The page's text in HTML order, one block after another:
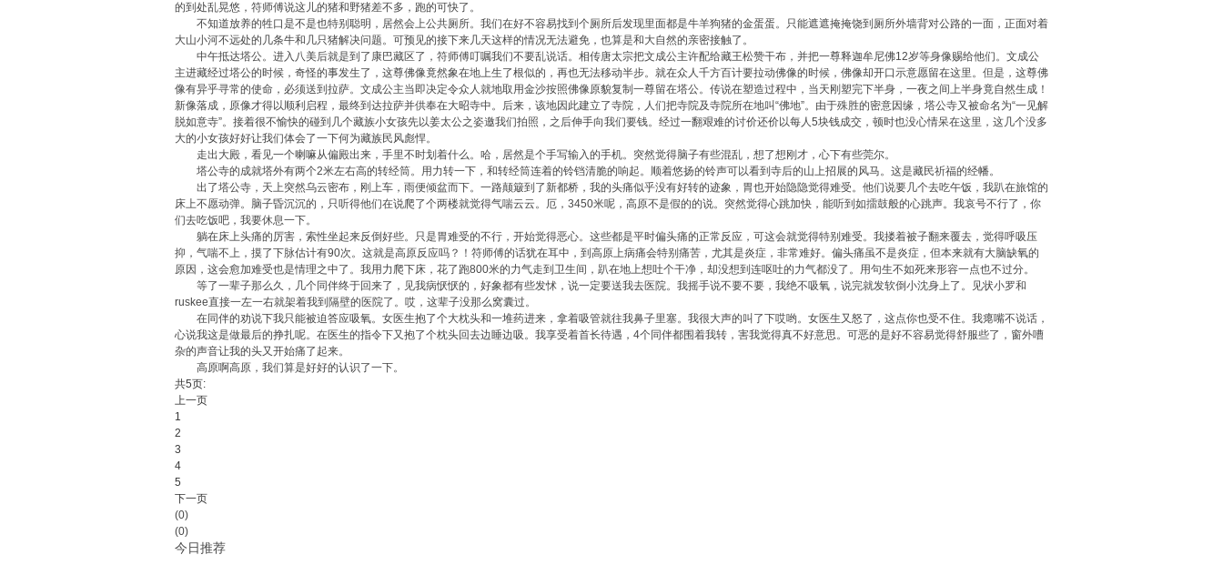
的到处乱晃悠，符师傅说这儿的猪和野猪差不多，跑的可快了。
不知道放养的牲口是不是也特别聪明，居然会上公共厕所。我们在好不容易找到个厕所后发现里面都是牛羊狗猪的金蛋蛋。只能遮遮掩掩饶到厕所外墙背对公路的一面，正面对着
大山小河不远处的几条牛和几只猪解决问题。可预见的接下来几天这样的情况无法避免，也算是和大自然的亲密接触了。
中午抵达塔公。进入八美后就是到了康巴藏区了，符师傅叮嘱我们不要乱说话。相传唐太宗把文成公主许配给藏王松赞干布，并把一尊释迦牟尼佛12岁等身像赐给他们。文成公
主进藏经过塔公的时候，奇怪的事发生了，这尊佛像竟然象在地上生了根似的，再也无法移动半步。就在众人千方百计要拉动佛像的时候，佛像却开口示意愿留在这里。但是，这尊佛
像有异乎寻常的使命，必须送到拉萨。文成公主当即决定令众人就地取用金沙按照佛像原貌复制一尊留在塔公。传说在塑造过程中，当天刚塑完下半身，一夜之间上半身竟自然生成！
新像落成，原像才得以顺利启程，最终到达拉萨并供奉在大昭寺中。后来，该地因此建立了寺院，人们把寺院及寺院所在地叫“佛地”。由于殊胜的密意因缘，塔公寺又被命名为“一见解
脱如意寺”。接着很不愉快的碰到几个藏族小女孩先以姜太公之姿邀我们拍照，之后伸手向我们要钱。经过一翻艰难的讨价还价以每人5块钱成交，顿时也没心情呆在这里，这几个没多
大的小女孩好好让我们体会了一下何为藏族民风彪悍。
走出大殿，看见一个喇嘛从偏殿出来，手里不时划着什么。哈，居然是个手写输入的手机。突然觉得脑子有些混乱，想了想刚才，心下有些莞尔。
塔公寺的成就塔外有两个2米左右高的转经筒。用力转一下，和转经筒连着的铃铛清脆的响起。顺着悠扬的铃声可以看到寺后的山上招展的风马。这是藏民祈福的经幡。
出了塔公寺，天上突然乌云密布，刚上车，雨便倾盆而下。一路颠簸到了新都桥，我的头痛似乎没有好转的迹象，胃也开始隐隐觉得难受。他们说要几个去吃午饭，我趴在旅馆的
床上不愿动弹。脑子昏沉沉的，只听得他们在说爬了个两楼就觉得气喘云云。厄，3450米呢，高原不是假的的说。突然觉得心跳加快，能听到如擂鼓般的心跳声。我哀号不行了，你
们去吃饭吧，我要休息一下。
躺在床上头痛的厉害，索性坐起来反倒好些。只是胃难受的不行，开始觉得恶心。这些都是平时偏头痛的正常反应，可这会就觉得特别难受。我搂着被子翻来覆去，觉得呼吸压
抑，气喘不上，摸了下脉估计有90次。这就是高原反应吗？！符师傅的话犹在耳中，到高原上病痛会特别痛苦，尤其是炎症，非常难好。偏头痛虽不是炎症，但本来就有大脑缺氧的
原因，这会愈加难受也是情理之中了。我用力爬下床，花了跑800米的力气走到卫生间，趴在地上想吐个干净，却没想到连呕吐的力气都没了。用句生不如死来形容一点也不过分。
等了一辈子那么久，几个同伴终于回来了，见我病恹恹的，好象都有些发怵，说一定要送我去医院。我摇手说不要不要，我绝不吸氧，说完就发软倒小沈身上了。见状小罗和
ruskee直接一左一右就架着我到隔壁的医院了。哎，这辈子没那么窝囊过。
在同伴的劝说下我只能被迫答应吸氧。女医生抱了个大枕头和一堆药进来，拿着吸管就往我鼻子里塞。我很大声的叫了下哎哟。女医生又怒了，这点你也受不住。我瘪嘴不说话，
心说我这是做最后的挣扎呢。在医生的指令下又抱了个枕头回去边睡边吸。我享受着首长待遇，4个同伴都围着我转，害我觉得真不好意思。可恶的是好不容易觉得舒服些了，窗外嘈
杂的声音让我的头又开始痛了起来。
高原啊高原，我们算是好好的认识了一下。
共5页:
上一页
1
2
3
4
5
下一页
(0)
(0)
今日推荐